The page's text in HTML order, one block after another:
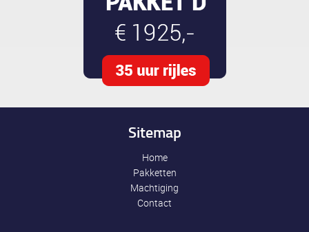
Sitemap
Home
Pakketten
Machtiging
Contact